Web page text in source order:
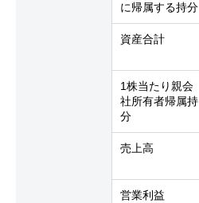
に帰属する持分
資産合計
1株当たり親会
社所有者帰属持
分
売上高
営業利益